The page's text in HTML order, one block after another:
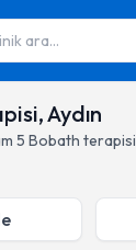
ara...
Aydın
5 Bobath terapisi